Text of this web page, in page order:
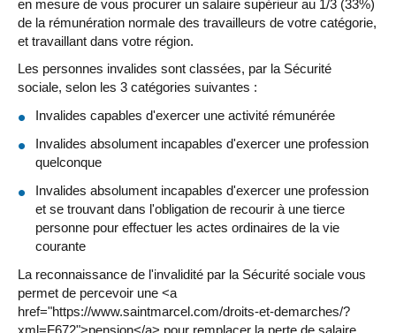
en mesure de vous procurer un salaire supérieur au 1/3 (33%)
de la rémunération normale des travailleurs de votre catégorie,
et travaillant dans votre région.
Les personnes invalides sont classées, par la Sécurité
sociale, selon les 3 catégories suivantes :
Invalides capables d'exercer une activité rémunérée
Invalides absolument incapables d'exercer une profession
quelconque
Invalides absolument incapables d'exercer une profession
et se trouvant dans l'obligation de recourir à une tierce
personne pour effectuer les actes ordinaires de la vie
courante
La reconnaissance de l'invalidité par la Sécurité sociale vous
permet de percevoir une <a
href="https://www.saintmarcel.com/droits-et-demarches/?